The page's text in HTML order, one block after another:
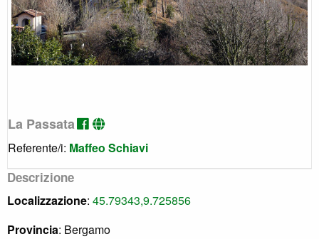
La Passata
Referente/i: Maffeo Schiavi
Descrizione
Localizzazione: 45.79343,9.725856
Provincia: Bergamo